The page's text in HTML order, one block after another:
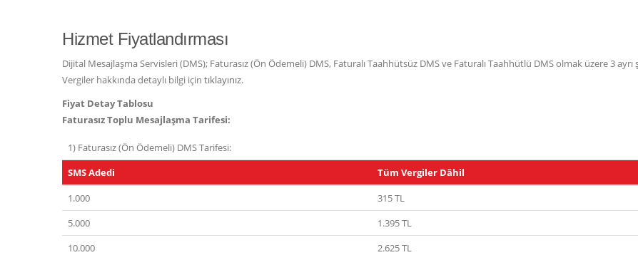
Hizmet Fiyatlandırması
Dijital Mesajlaşma Servisleri (DMS); Faturasız (Ön Ödemeli) DMS, Faturalı Taahhütsüz DMS ve Faturalı Taahhütlü DMS olmak üzere 3
Vergiler hakkında detaylı bilgi için tıklayınız.
Fiyat Detay Tablosu
Faturasız Toplu Mesajlaşma Tarifesi:
1) Faturasız (Ön Ödemeli) DMS Tarifesi:
SMS Adedi
Tüm Vergiler Dâhil
1.000
315 TL
5.000
1.395 TL
10.000
2.625 TL